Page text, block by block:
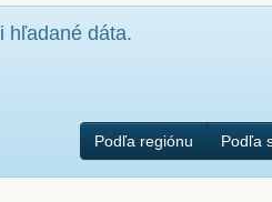
hľadané dáta.
Podľa regiónu
Podľa